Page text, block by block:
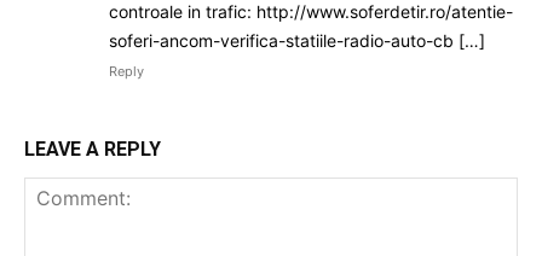
controale in trafic: http://www.soferdetir.ro/atentie-
soferi-ancom-verifica-statiile-radio-auto-cb […]
Reply
LEAVE A REPLY